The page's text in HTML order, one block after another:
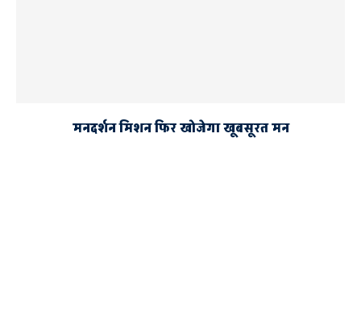
मनदर्शन मिशन फिर खोजेगा खूबसूरत मन